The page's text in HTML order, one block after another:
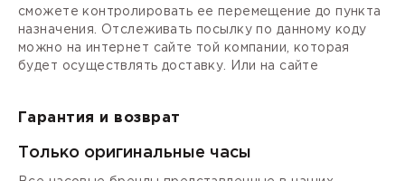
сможете контролировать ее перемещение до пункта
назначения. Отслеживать посылку по данному коду
можно на интернет сайте той компании, которая
будет осуществлять доставку. Или на сайте
Гарантия и возврат
Только оригинальные часы